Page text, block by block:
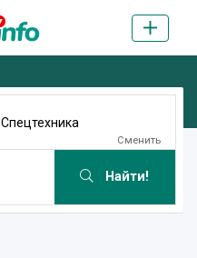
Спецтехника
Сменить
Найти!